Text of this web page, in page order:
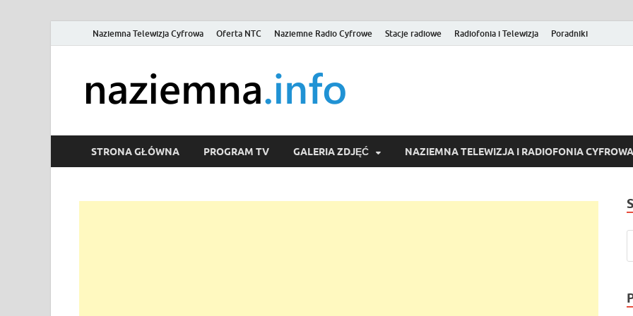
Naziemna Telewizja Cyfrowa Oferta NTC Naziemne Radio Cyfrowe Stacje radiowe Radiofonia i Telewizja Poradniki
Wideo online, VOD
STRONA GŁÓWNA PROGRAM TV GALERIA ZDJĘĆ NAZIEMNA TELEWIZJA I RADIOFONIA CYFROWA